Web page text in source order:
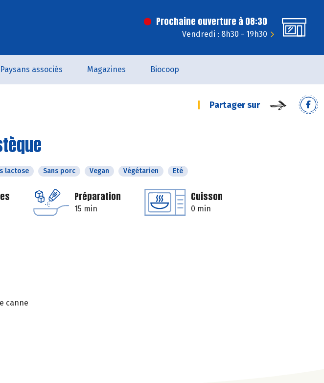
Prochaine ouverture à 08:30
Vendredi : 8h30 - 19h30
Paysans associés Magazines Biocoop
Partager sur
lactose Sans porc Vegan Végétarien Eté
Préparation
15 min
Cuisson
0 min
canne